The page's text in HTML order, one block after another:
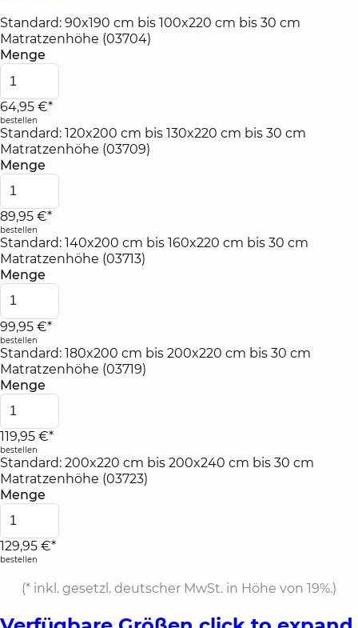
Standard: 90x190 cm bis 100x220 cm bis 30 cm
Matratzenhöhe (03704)
Menge
64,95 €*
bestellen
Standard: 120x200 cm bis 130x220 cm bis 30 cm
Matratzenhöhe (03709)
Menge
89,95 €*
bestellen
Standard: 140x200 cm bis 160x220 cm bis 30 cm
Matratzenhöhe (03713)
Menge
99,95 €*
bestellen
Standard: 180x200 cm bis 200x220 cm bis 30 cm
Matratzenhöhe (03719)
Menge
119,95 €*
bestellen
Standard: 200x220 cm bis 200x240 cm bis 30 cm
Matratzenhöhe (03723)
Menge
129,95 €*
bestellen
(* inkl. gesetzl. deutscher MwSt. in Höhe von 19%.)